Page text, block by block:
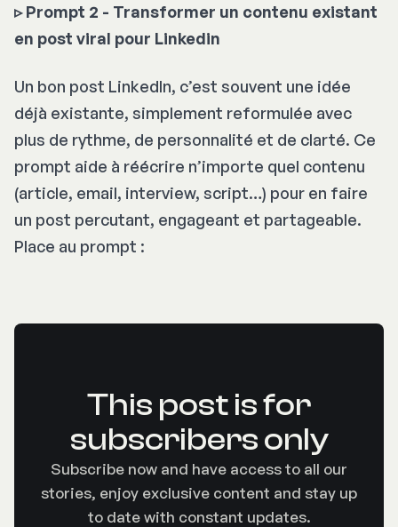
▹ Prompt 2 - Transformer un contenu existant
en post viral pour Linkedin
Un bon post LinkedIn, c’est souvent une idée
déjà existante, simplement reformulée avec
plus de rythme, de personnalité et de clarté. Ce
prompt aide à réécrire n’importe quel contenu
(article, email, interview, script…) pour en faire
un post percutant, engageant et partageable.
Place au prompt :
This post is for
subscribers only
Subscribe now and have access to all our
stories, enjoy exclusive content and stay up
to date with constant updates.